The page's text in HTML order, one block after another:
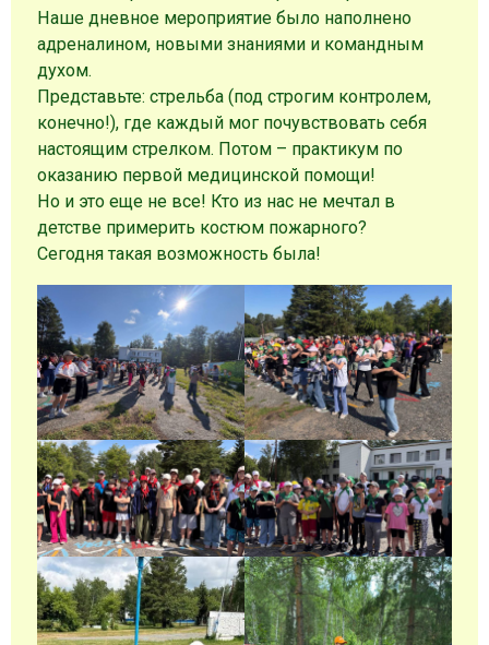
Наше дневное мероприятие было наполнено
адреналином, новыми знаниями и командным
духом.
Представьте: стрельба (под строгим контролем,
конечно!), где каждый мог почувствовать себя
настоящим стрелком. Потом – практикум по
оказанию первой медицинской помощи!
Но и это еще не все! Кто из нас не мечтал в
детстве примерить костюм пожарного?
Сегодня такая возможность была!